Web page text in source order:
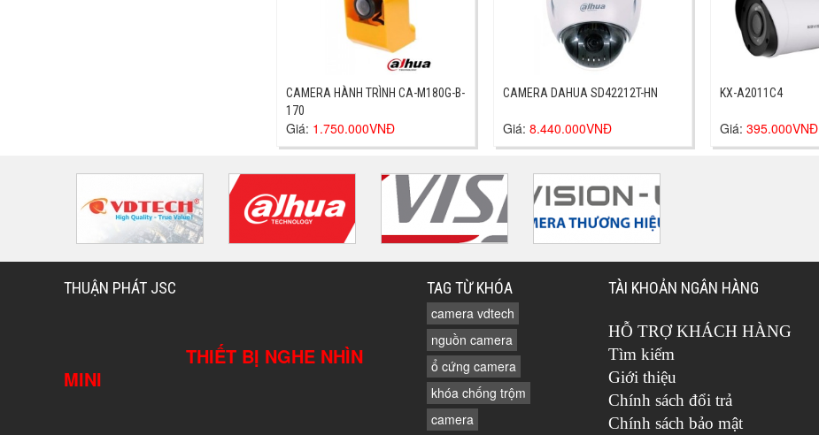
CAMERA HÀNH TRÌNH CA-M180G-B-
170
Giá: 1.750.000VNĐ
CAMERA DAHUA SD42212T-HN
Giá: 8.440.000VNĐ
KX-A2011C4
Giá: 395.000VNĐ
THUẬN PHÁT JSC
THIẾT BỊ NGHE NHÌN
MINI
TAG TỪ KHÓA
camera vdtech
nguồn camera
ổ cứng camera
khóa chống trộm
camera
TÀI KHOẢN NGÂN HÀNG
HỖ TRỢ KHÁCH HÀNG
Tìm kiếm
Giới thiệu
Chính sách đổi trả
Chính sách bảo mật